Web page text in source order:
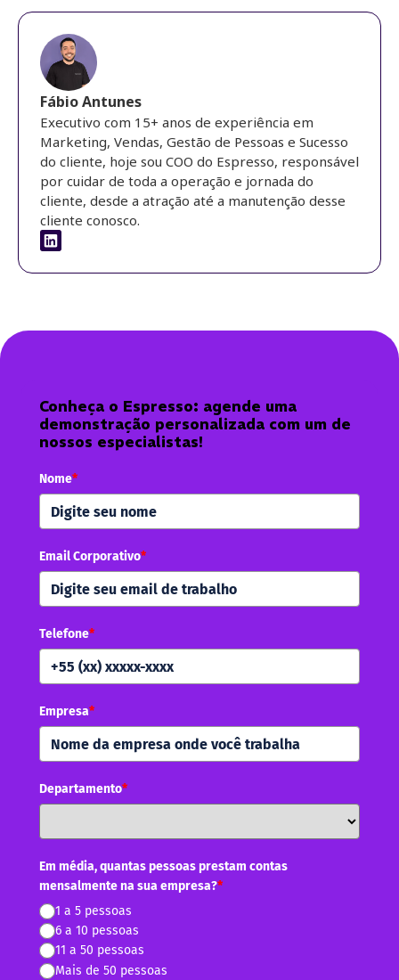
Fábio Antunes
Executivo com 15+ anos de experiência em
Marketing, Vendas, Gestão de Pessoas e Sucesso
do cliente, hoje sou COO do Espresso, responsável
por cuidar de toda a operação e jornada do
cliente, desde a atração até a manutenção desse
cliente conosco.
Conheça o Espresso: agende uma
demonstração personalizada com um de
nossos especialistas!
Nome*
Email Corporativo*
Telefone*
Empresa*
Departamento*
Em média, quantas pessoas prestam contas
mensalmente na sua empresa?*
1 a 5 pessoas
6 a 10 pessoas
11 a 50 pessoas
Mais de 50 pessoas